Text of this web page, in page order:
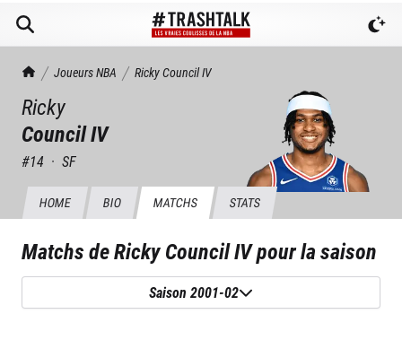
TrashTalk Actu NBA
Joueurs NBA RickyCouncil IV
Ricky
Council IV
#14 · SF
HOME BIO MATCHS STATS
Matchs deRicky Council IVpour la saison
Saison 2001-02